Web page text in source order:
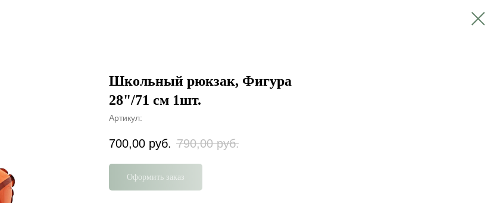
Школьный рюкзак, Фигура
28"/71 см 1шт.
Артикул:
700,00 руб. 790,00 руб.
Оформить заказ